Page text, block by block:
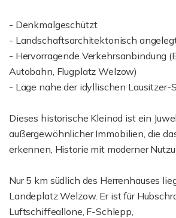
- Denkmalgeschützt
- Landschaftsarchitektonisch
- Hervorragende Verkehrsanbindung
Autobahn, Flugplatz Welzow)
- Lage nahe der idyllischen Lausitzer-
Dieses historische Kleinod ist ein
außergewöhnlicher Immobilien, die
erkennen, Historie mit moderner
Nur 5 km südlich des Herrenhauses
Landeplatz Welzow. Er ist für
Luftschiffeallone, F-Schlepp,